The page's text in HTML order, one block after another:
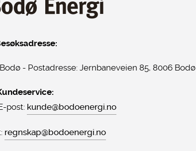
- Postadresse: Jernbaneveien 85, 8006 Bodø
post: kunde@bodoenergi.no
regnskap@bodoenergi.no